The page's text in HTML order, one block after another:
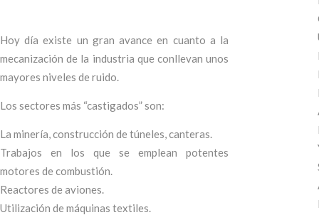
Hoy día existe un gran avance en cuanto a la
mecanización de la industria que conllevan unos
mayores niveles de ruido.
Los sectores más “castigados” son:
La minería, construcción de túneles, canteras.
Trabajos en los que se emplean potentes
motores de combustión.
Reactores de aviones.
Utilización de máquinas textiles.